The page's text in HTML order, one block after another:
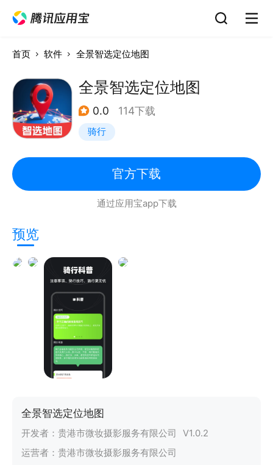
首页 软件 全景智选定位地图
全景智选定位地图
0.0 114下载
骑行
官方下载
通过应用宝app下载
预览
全景智选定位地图
开发者： 贵港市微妆摄影服务有限公司 V1.0.2
运营者： 贵港市微妆摄影服务有限公司